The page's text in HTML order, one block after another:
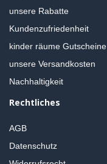
unsere Rabatte
Kundenzufriedenheit
kinder räume Gutscheine
unsere Versandkosten
Nachhaltigkeit
Rechtliches
AGB
Datenschutz